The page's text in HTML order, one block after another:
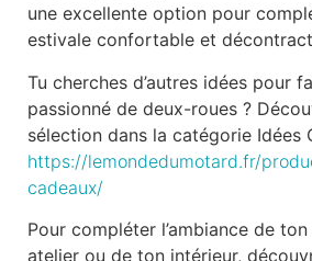
une excellente option pour
estivale confortable et
Tu cherches d’autres idées pour
passionné de deux-roues ?
sélection dans la catégorie Idées
https://lemondedumotard.fr/
cadeaux/
Pour compléter l’ambiance de
atelier ou de ton intérieur,